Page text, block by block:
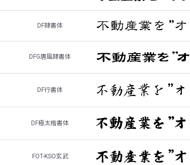
DF隷書体
DFG唐風隷書体
DF行書体
DF極太楷書体
FOT-KSO玄武